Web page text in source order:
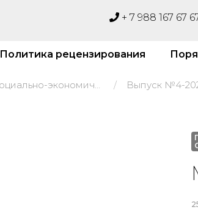
+ 7 988 167 67
Политика рецензирования
Гуманитарные, социально-экономические и общественные науки Выпуск №4-